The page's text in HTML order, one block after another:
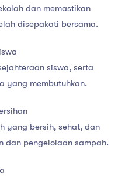
dan memastikan
disepakati bersama.
siswa, serta
yang membutuhkan.
yang bersih, sehat, dan
dan pengelolaan sampah.